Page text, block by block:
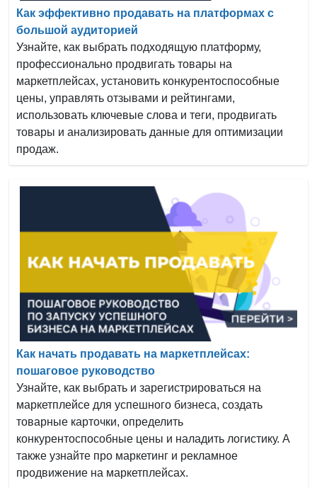
Как эффективно продавать на платформах с
большой аудиторией
Узнайте, как выбрать подходящую платформу,
профессионально продвигать товары на
маркетплейсах, установить конкурентоспособные
цены, управлять отзывами и рейтингами,
использовать ключевые слова и теги, продвигать
товары и анализировать данные для оптимизации
продаж.
Как начать продавать на маркетплейсах:
пошаговое руководство
Узнайте, как выбрать и зарегистрироваться на
маркетплейсе для успешного бизнеса, создать
товарные карточки, определить
конкурентоспособные цены и наладить логистику. А
также узнайте про маркетинг и рекламное
продвижение на маркетплейсах.